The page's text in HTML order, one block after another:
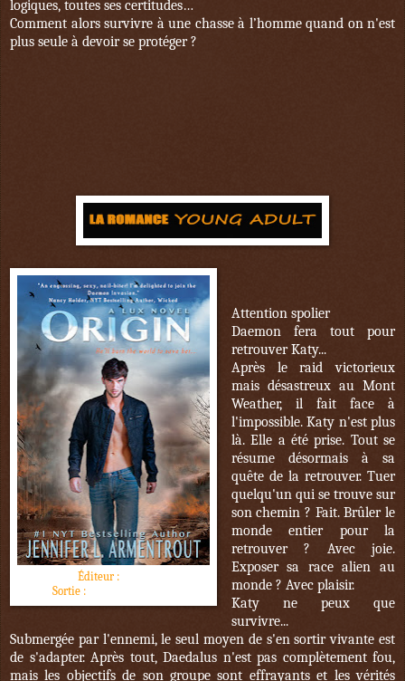
logiques, toutes ses certitudes…
Comment alors survivre à une chasse à l’homme quand on n'est
plus seule à devoir se protéger ?
Éditeur :
Sortie :
Attention spolier
Daemon fera tout pour
retrouver Katy...
Après le raid victorieux
mais désastreux au Mont
Weather, il fait face à
l'impossible. Katy n'est plus
là. Elle a été prise. Tout se
résume désormais à sa
quête de la retrouver. Tuer
quelqu'un qui se trouve sur
son chemin ? Fait. Brûler le
monde entier pour la
retrouver ? Avec joie.
Exposer sa race alien au
monde ? Avec plaisir.
Katy ne peux que
survivre...
Submergée par l'ennemi, le seul moyen de s'en sortir vivante est
de s'adapter. Après tout, Daedalus n'est pas complètement fou,
mais les objectifs de son groupe sont effrayants et les vérités